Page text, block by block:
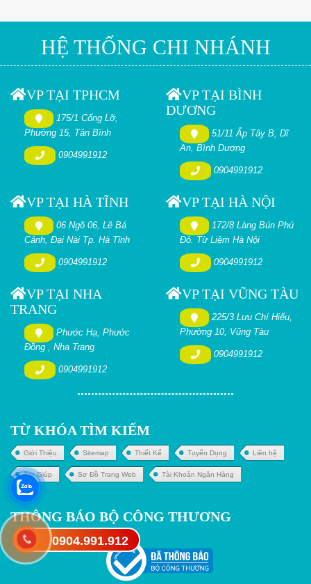
HỆ THỐNG CHI NHÁNH
VP TẠI TPHCM
175/1 Cống Lỡ,
Phường 15, Tân Bình
0904991912
VP TẠI BÌNH
DƯƠNG
51/11 Ấp Tây B, Dĩ
An, Bình Dương
0904991912
VP TẠI HÀ TĨNH
06 Ngõ 06, Lê Bá
Cảnh, Đại Nài Tp. Hà Tĩnh
0904991912
VP TẠI HÀ NỘI
172/8 Làng Bún Phú
Đô. Từ Liêm Hà Nội
0904991912
VP TẠI NHA
TRANG
Phước Hạ, Phước
Đồng , Nha Trang
0904991912
VP TẠI VŨNG TÀU
225/3 Lưu Chí Hiếu,
Phường 10, Vũng Tàu
0904991912
TỪ KHÓA TÌM KIẾM
Giới Thiệu Sitemap Thiết Kế Tuyển Dụng Liên hệ
Trợ Giúp Sơ Đồ Trang Web Tài Khoản Ngân Hàng
THÔNG BÁO BỘ CÔNG THƯƠNG
0904.991.912